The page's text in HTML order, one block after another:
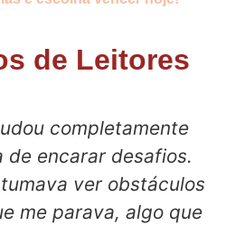
de Leitores
completamente
de encarar desafios.
ver obstáculos
me parava, algo que